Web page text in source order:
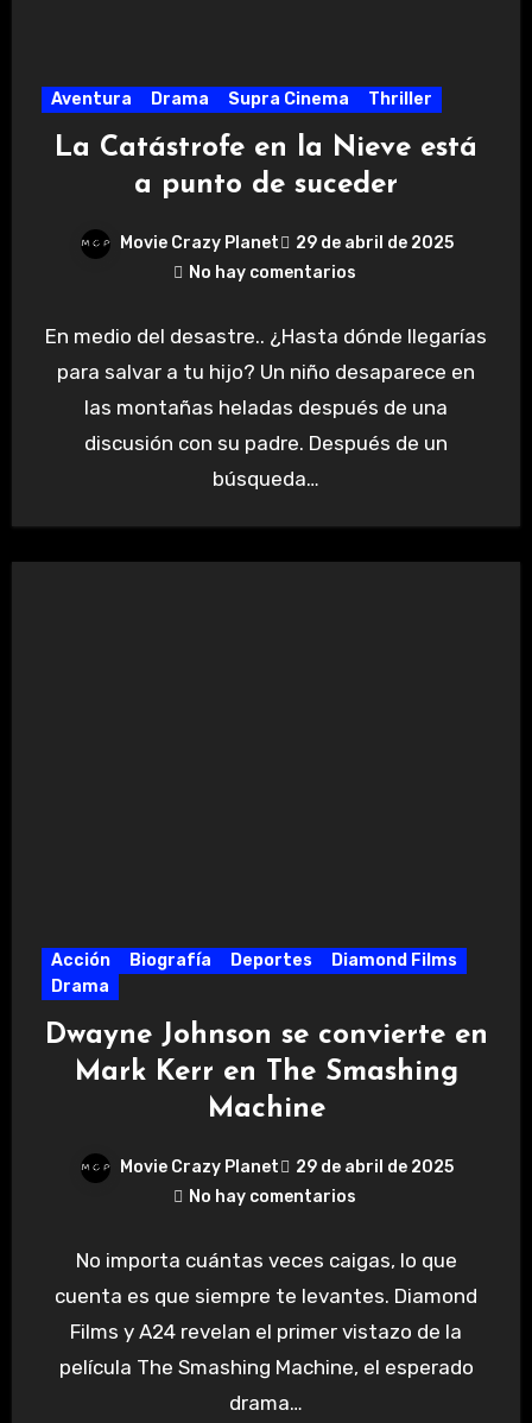
Aventura Drama Supra Cinema Thriller
La Catástrofe en la Nieve está
a punto de suceder
Movie Crazy Planet
29 de abril de 2025
No hay comentarios
En medio del desastre.. ¿Hasta dónde llegarías
para salvar a tu hijo? Un niño desaparece en
las montañas heladas después de una
discusión con su padre. Después de un
búsqueda…
Acción Biografía Deportes
Diamond Films
Drama
Dwayne Johnson se convierte en
Mark Kerr en The Smashing
Machine
Movie Crazy Planet
29 de abril de 2025
No hay comentarios
No importa cuántas veces caigas, lo que
cuenta es que siempre te levantes. Diamond
Films y A24 revelan el primer vistazo de la
película The Smashing Machine, el esperado
drama…